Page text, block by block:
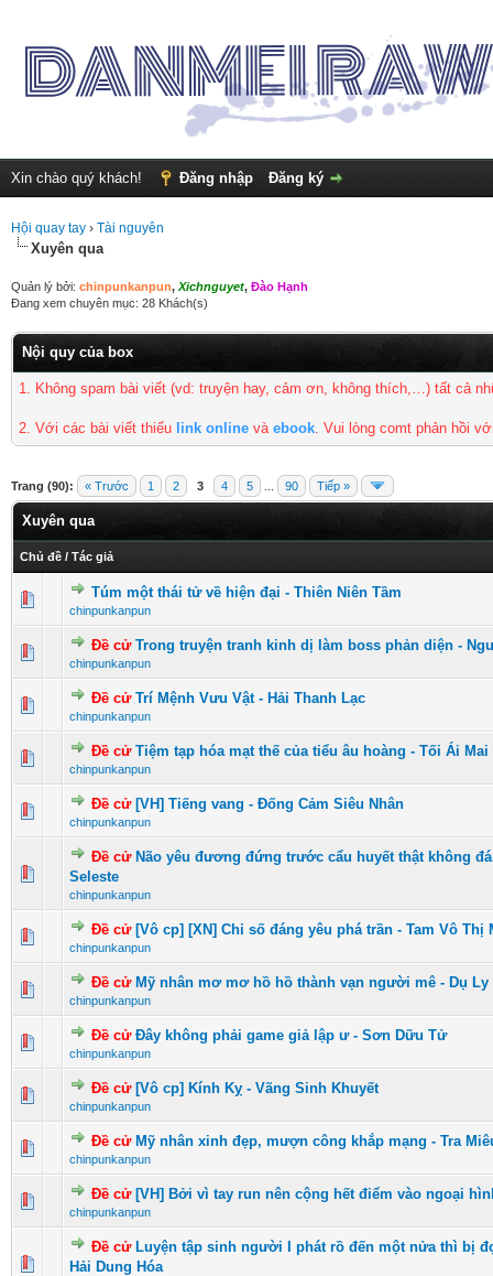
Xin chào quý khách! Đăng nhập Đăng ký
Hội quay tay › Tài nguyên
Xuyên qua
Quản lý bởi: chinpunkanpun, Xichnguyet, Đào Hạnh
Đang xem chuyên mục: 28 Khách(s)
Nội quy của box
1. Không spam bài viết (vd: truyện hay, cảm ơn, không thích,…) tất cả
2. Với các bài viết thiếu link online và ebook. Vui lòng comt phản hồi
Trang (90): « Trước 1 2 3 4 5 90 Tiếp »
Xuyên qua
Chủ đề / Tác giả
Túm một thái tử về hiện đại - Thiên Niên Tầm
chinpunkanpun
0 Vote(s) - 0 vượt quá 5 sao
12345
Đề cử Trong truyện tranh kinh dị làm boss phản diện -
chinpunkanpun
0 Vote(s) - 0 vượt quá 5 sao
12345
Đề cử Trí Mệnh Vưu Vật - Hải Thanh Lạc
chinpunkanpun
0 Vote(s) - 0 vượt quá 5 sao
12345
Đề cử Tiệm tạp hóa mạt thế của tiểu âu hoàng - Tối Ái
chinpunkanpun
0 Vote(s) - 0 vượt quá 5 sao
12345
Đề cử [VH] Tiếng vang - Đống Cảm Siêu Nhân
chinpunkanpun
0 Vote(s) - 0 vượt quá 5 sao
1 2345
Đề cử Não yêu đương đứng trước cẩu huyết thật không
Seleste
chinpunkanpun
Đề cử [Vô cp] [XN] Chỉ số đáng yêu phá trần - Tam Vô Thị
chinpunkanpun
0 Vote(s) - 0 vượt quá 5 sao
1 234 5
Đề cử Mỹ nhân mơ mơ hồ hồ thành vạn người mê - Dụ Ly
chinpunkanpun
0 Vote(s) - 0 vượt quá 5 sao
12 345
Đề cử Đây không phải game giả lập ư - Sơn Dữu Tử
chinpunkanpun
0 Vote(s) - 0 vượt quá 5 sao
1 2345
Đề cử [Vô cp] Kính Kỵ - Vãng Sinh Khuyết
chinpunkanpun
0 Vote(s) - 0 vượt quá 5 sao
1 2 345
Đề cử Mỹ nhân xinh đẹp, mượn công khắp mạng - Tra
chinpunkanpun
1 Vote(s) - 5 vượt quá 5 sao
123 45
Đề cử [VH] Bởi vì tay run nên cộng hết điểm vào ngoại
chinpunkanpun
0 Vote(s) - 0 vượt quá 5 sao
123 45
Đề cử Luyện tập sinh người I phát rồ đến một nửa thì bị
Hải Dung Hóa0 Vote(s) - 0 vượt quá 5 sao